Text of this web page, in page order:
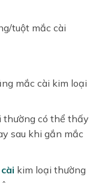
tuột mắc cài
mắc cài kim loại
thường có thể thấy
sau khi gắn mắc
kim loại thường